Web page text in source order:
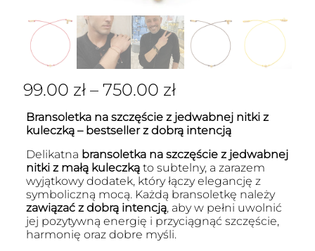
99.00 zł – 750.00 zł
Bransoletka na szczęście z jedwabnej nitki z
kuleczką – bestseller z dobrą intencją
Delikatna bransoletka na szczęście z jedwabnej
nitki z małą kuleczkąto subtelny, a zarazem
wyjątkowy dodatek, który łączy elegancję z
symboliczną mocą. Każdą bransoletkę należy
zawiązać z dobrą intencją, aby w pełni uwolnić
jej pozytywną energię i przyciągnąć szczęście,
harmonię oraz dobre myśli.